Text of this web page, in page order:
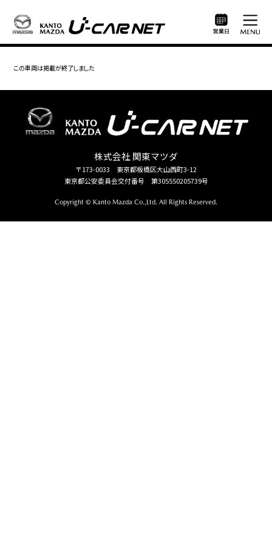
この車両は掲載が終了しました
株式会社 関東マツダ
〒173-0033 東京都板橋区大山西町3-12
東京都公安委員会交付番号 第305550205739号
Copyright © Kanto Mazda Co.,Ltd. All Rights Reserved.